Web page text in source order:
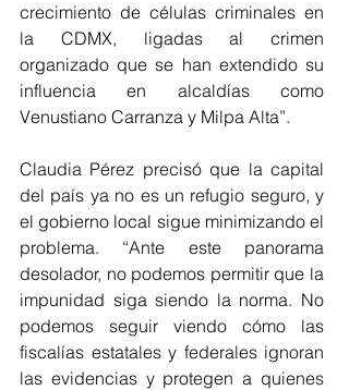
crecimiento de células criminales en
la CDMX, ligadas al crimen
organizado que se han extendido su
influencia en alcaldías como
Venustiano Carranza y Milpa Alta”.
Claudia Pérez precisó que la capital
del país ya no es un refugio seguro, y
el gobierno local sigue minimizando el
problema. “Ante este panorama
desolador, no podemos permitir que la
impunidad siga siendo la norma. No
podemos seguir viendo cómo las
fiscalías estatales y federales ignoran
las evidencias y protegen a quienes